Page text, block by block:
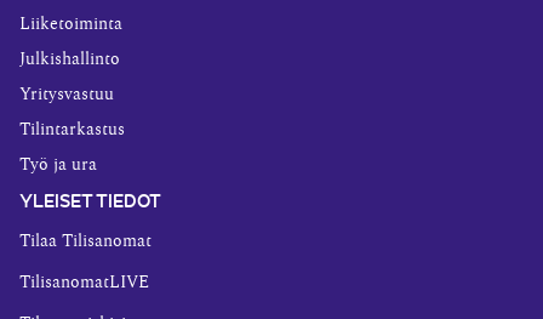
Liiketoiminta
Julkishallinto
Yritysvastuu
Tilintarkastus
Työ ja ura
YLEISET TIEDOT
Tilaa Tilisanomat
TilisanomatLIVE